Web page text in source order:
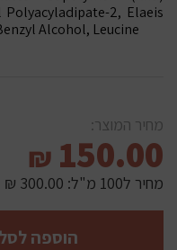
2, Elaeis
Alcohol, Leucine
מחיר המוצר:
150.00
₪
מחיר ל100 מ"ל:
הוספה לסל